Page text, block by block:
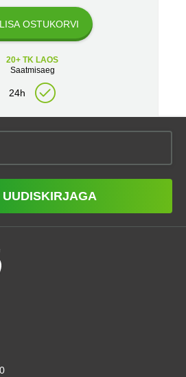
LISA OSTUKORVI
20+ TK LAOS
Saatmisaeg
24h
UUDISKIRJAGA